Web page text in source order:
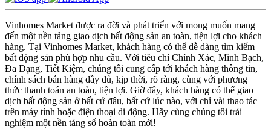
Vinhomes Market được ra đời và phát triển với mong muốn mang
đến một nền tảng giao dịch bất động sản an toàn, tiện lợi cho khách
hàng. Tại Vinhomes Market, khách hàng có thể dễ dàng tìm kiếm
bất động sản phù hợp nhu cầu. Với tiêu chí Chính Xác, Minh Bạch,
Đa Dạng, Tiết Kiệm, chúng tôi cung cấp tới khách hàng thông tin,
chính sách bán hàng đầy đủ, kịp thời, rõ ràng, cùng với phương
thức thanh toán an toàn, tiện lợi. Giờ đây, khách hàng có thể giao
dịch bất động sản ở bất cứ đâu, bất cứ lúc nào, với chỉ vài thao tác
trên máy tính hoặc điện thoại di động. Hãy cùng chúng tôi trải
nghiệm một nền tảng số hoàn toàn mới!